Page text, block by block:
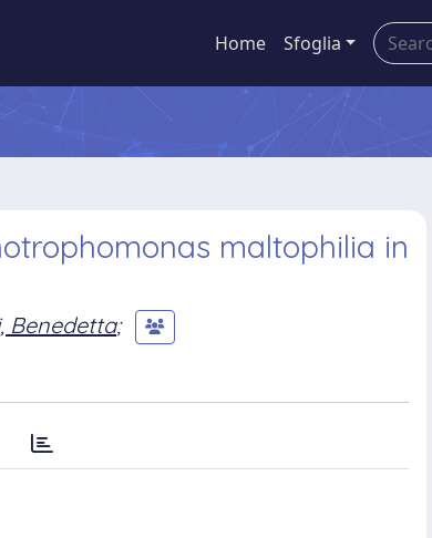
Home Sfoglia
maltophilia in
Benedetta;